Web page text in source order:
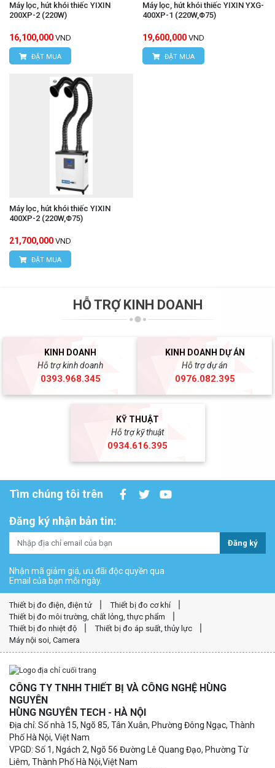
Máy lọc, hút khói thiếc YIXIN
200XP-2 (220W)
16,100,000 VND
ĐẶT MUA
Máy lọc, hút khói thiếc YIXIN YXG-
400XP-1 (220W,Φ75)
19,600,000 VND
ĐẶT MUA
Máy lọc, hút khói thiếc YIXIN
400XP-2 (220W,Φ75)
21,700,000 VND
ĐẶT MUA
HỖ TRỢ KINH DOANH
KINH DOANH
Hỗ trợ kinh doanh
0393.968.345
KINH DOANH DỰ ÁN
Hỗ trợ dự án
0976.082.395
KỸ THUẬT
Hỗ trợ kỹ thuật
0934.616.395
Tìm chúng tôi trên
Đăng ký nhận bản tin:
Đăng ký
Nhận mã giảm giá, ưu đãi độc quyền qua
Email của bạn mỗi ngày.
Thiết bị đo điện, điện tử
Thiết bị đo cơ khí
Thiết bị đo môi trường, chất lỏng, thực phẩm
Thiết bị đo nhiệt độ
Thiết bị đo áp suất, thủy lực
Máy nội soi, Camera
CÔNG TY TNHH THIẾT BỊ VÀ CÔNG NGHỆ HÙNG
NGUYÊN
HÙNG NGUYÊN TECH - HÀ NỘI
Địa chỉ: Số nhà 15, Ngõ 85, Tân Xuân, Phường Đông Ngạc, Thành
Phố Hà Nội, Việt Nam
VPGD: Số 1, Ngách 2, Ngõ 56 Đường Lê Quang Đạo, Phường Từ
Liêm, Thành Phố Hà Nội,Việt Nam